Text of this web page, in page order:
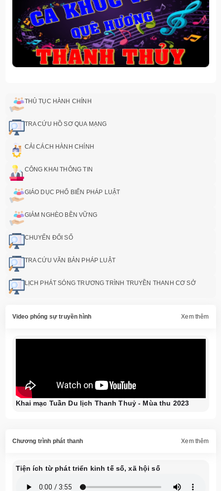
THỦ TỤC HÀNH CHÍNH
TRA CỨU HỒ SƠ QUA MẠNG
CẢI CÁCH HÀNH CHÍNH
CÔNG KHAI THÔNG TIN
GIÁO DỤC PHỔ BIẾN PHÁP LUẬT
GIẢM NGHÈO BỀN VỮNG
CHUYỂN ĐỔI SỐ
TRA CỨU VĂN BẢN PHÁP LUẬT
LỊCH PHÁT SÓNG TRƯƠNG TRÌNH TRUYỀN THANH CƠ SỞ
Video phóng sự truyền hình Xem thêm
Khai mạc Tuần Du lịch Thanh Thuỷ - Mùa thu 2023
Chương trình phát thanh Xem thêm
Tiện ích từ phát triển kinh tế số, xã hội số